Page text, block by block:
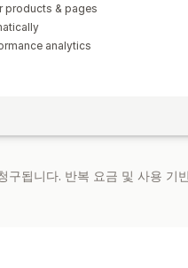
products & pages
analytics
구됩니다. 반복 요금 및 사용 기